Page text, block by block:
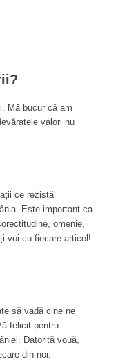
Mă bucur că am
valori nu
ce rezistă
Este important ca
omenie,
voi cu fiecare articol!
să vadă cine ne
felicit pentru
Datorită vouă,
din noi.